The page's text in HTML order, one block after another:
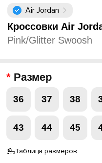
Air Jordan
Кроссовки Air
Pink/Glitter Swoosh
Размер
36 37 38
43 44 45
Таблица размеров